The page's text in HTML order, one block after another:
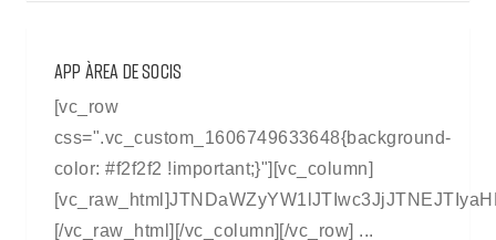
APP ÀREA DE SOCIS
[vc_row
css=".vc_custom_1606749633648{background-
color: #f2f2f2 !important;}"][vc_column]
[/vc_raw_html][/vc_column][/vc_row] ...